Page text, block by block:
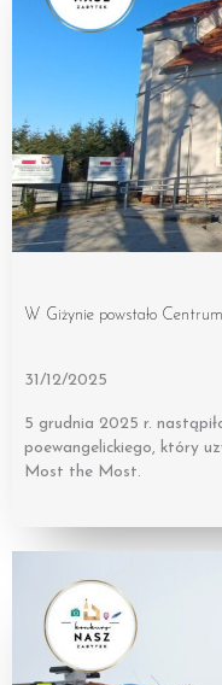
W Giżynie powstało
31/12/2025
5 grudnia 2025 r.
poewangelickiego, który
Most the Most.